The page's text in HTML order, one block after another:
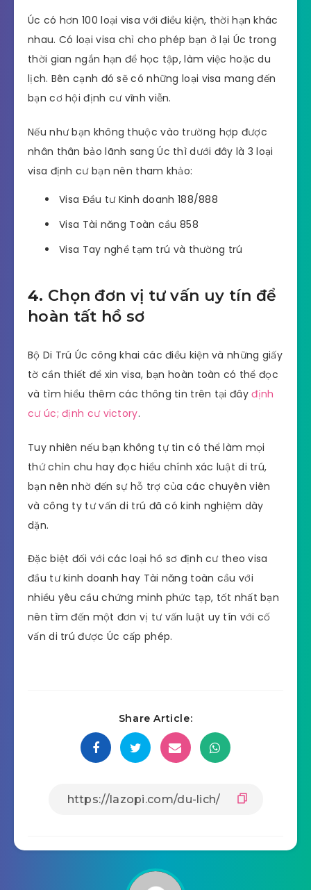
Úc có hơn 100 loại visa với điều kiện, thời hạn khác
nhau. Có loại visa chỉ cho phép bạn ở lại Úc trong
thời gian ngắn hạn để học tập, làm việc hoặc du
lịch. Bên cạnh đó sẽ có những loại visa mang đến
bạn cơ hội định cư vĩnh viễn.
Nếu như bạn không thuộc vào trường hợp được
nhân thân bảo lãnh sang Úc thì dưới đây là 3 loại
visa định cư bạn nên tham khảo:
Visa Đầu tư Kinh doanh 188/888
Visa Tài năng Toàn cầu 858
Visa Tay nghề tạm trú và thường trú
4. Chọn đơn vị tư vấn uy tín để
hoàn tất hồ sơ
Bộ Di Trú Úc công khai các điều kiện và những giấy
tờ cần thiết để xin visa, bạn hoàn toàn có thể đọc
và tìm hiểu thêm các thông tin trên tại đâyđịnh
cư úc; định cư victory.
Tuy nhiên nếu bạn không tự tin có thể làm mọi
thứ chỉn chu hay đọc hiểu chính xác luật di trú,
bạn nên nhờ đến sự hỗ trợ của các chuyên viên
và công ty tư vấn di trú đã có kinh nghiệm dày
dặn.
Đặc biệt đối với các loại hồ sơ định cư theo visa
đầu tư kinh doanh hay Tài năng toàn cầu với
nhiều yêu cầu chứng minh phức tạp, tốt nhất bạn
nên tìm đến một đơn vị tư vấn luật uy tín với cố
vấn di trú được Úc cấp phép.
Share Article: